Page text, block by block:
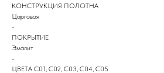
КОНСТРУКЦИЯ ПОЛОТНА
Царговая
-
ПОКРЫТИЕ
Эмалит
-
ЦВЕТА С01, С02, С03, С04, С05